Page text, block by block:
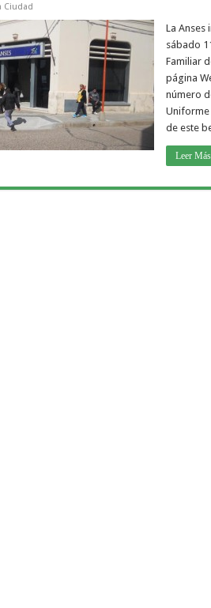
Ciudad
La Anses
sábado
Familiar
página
número
Uniforme
de este
Leer